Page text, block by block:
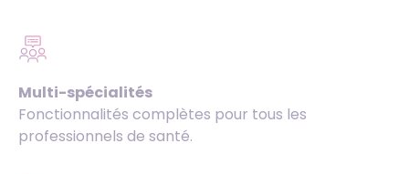
Multi-spécialités
Fonctionnalités complètes pour tous les
professionnels de santé.